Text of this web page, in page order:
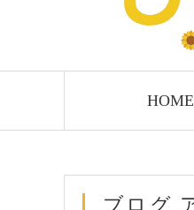
HOME
ブログ アーカイブ - 放課後等デイサービス ひまわり｜合同会社亀